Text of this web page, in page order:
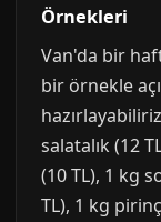
Örnekleri
Van'da bir
bir örnekle
salatalık (12
(10 TL), 1 kg
TL), 1 kg